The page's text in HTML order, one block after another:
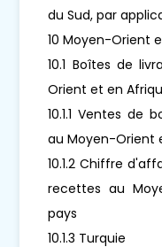
du Sud, par
10 Moyen-Orient
10.1 Boîtes de
Orient et en
10.1.1 Ventes de
au Moyen-Orient
10.1.2 Chiffre
recettes au
pays
10.1.3 Turquie